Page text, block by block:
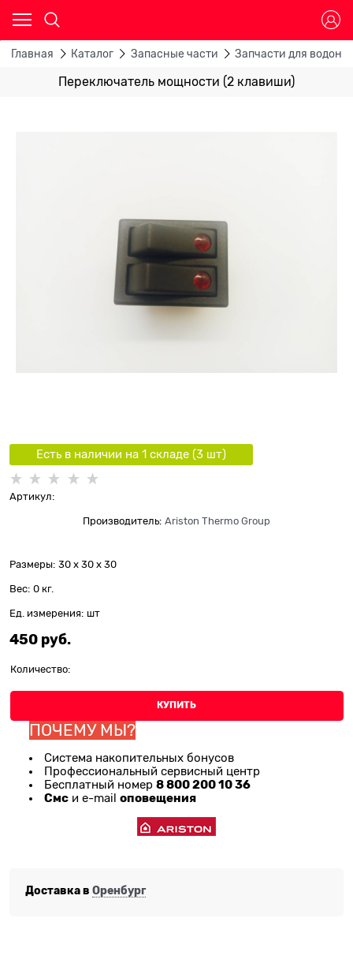
Главная Каталог Запасные части Запчасти для
Переключатель мощности (2 клавиши)
Есть в наличии на 1 складe (3шт)
Артикул:
Производитель: Ariston Thermo Group
Размеры: 30 x 30 x 30
Вес: 0 кг.
Ед. измерения: шт
450 руб.
Количество:
КУПИТЬ
ПОЧЕМУ МЫ?
Система накопительных бонусов
Профессиональный сервисный центр
Бесплатный номер 8 800 200 10 36
Смс и e-mail оповещения
Доставка в Оренбург